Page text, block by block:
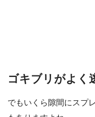
ゴキブリがよく
でもいくら隙間にスプ